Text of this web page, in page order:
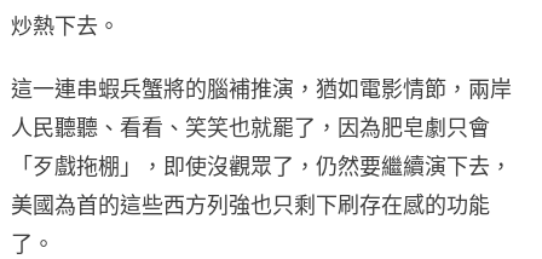
炒熱下去。
這一連串蝦兵蟹將的腦補推演，猶如電影情節，兩岸
人民聽聽、看看、笑笑也就罷了，因為肥皂劇只會
「歹戲拖棚」，即使沒觀眾了，仍然要繼續演下去，
美國為首的這些西方列強也只剩下刷存在感的功能
了。